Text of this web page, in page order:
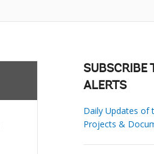
SUBSCRIBE
ALERTS
Daily Updates of
Projects &